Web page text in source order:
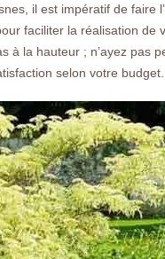
il est impératif de
faciliter la réalisation
à la hauteur ; n’ayez
selon votre budget.